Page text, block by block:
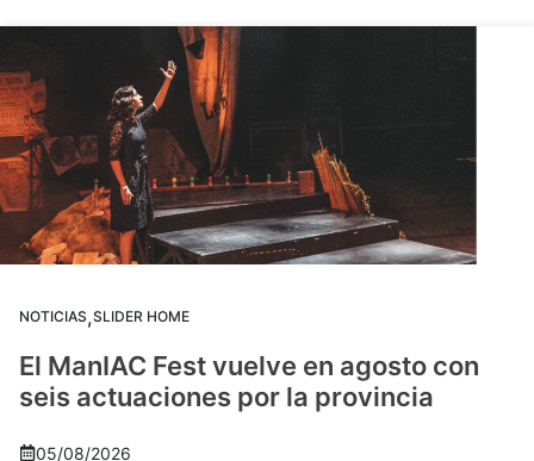
NOTICIAS,SLIDER HOME
El ManIAC Fest vuelve en agosto con
seis actuaciones por la provincia
05/08/2026